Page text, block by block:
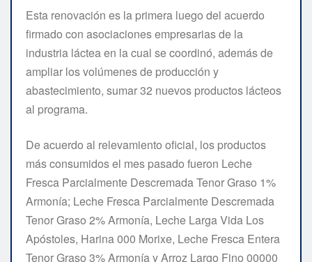
Esta renovación es la primera luego del acuerdo
firmado con asociaciones empresarias de la
industria láctea en la cual se coordinó, además de
ampliar los volúmenes de producción y
abastecimiento, sumar 32 nuevos productos lácteos
al programa.
De acuerdo al relevamiento oficial, los productos
más consumidos el mes pasado fueron Leche
Fresca Parcialmente Descremada Tenor Graso 1%
Armonía; Leche Fresca Parcialmente Descremada
Tenor Graso 2% Armonía, Leche Larga Vida Los
Apóstoles, Harina 000 Morixe, Leche Fresca Entera
Tenor Graso 3% Armonía y Arroz Largo Fino 00000